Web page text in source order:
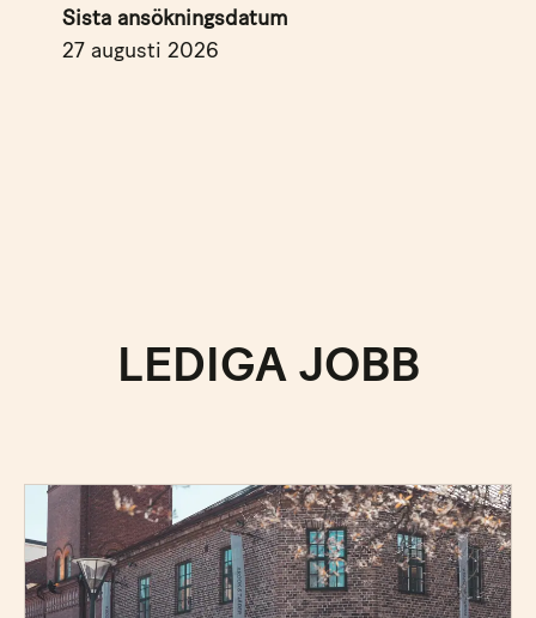
Sista ansökningsdatum
27 augusti 2026
LEDIGA JOBB